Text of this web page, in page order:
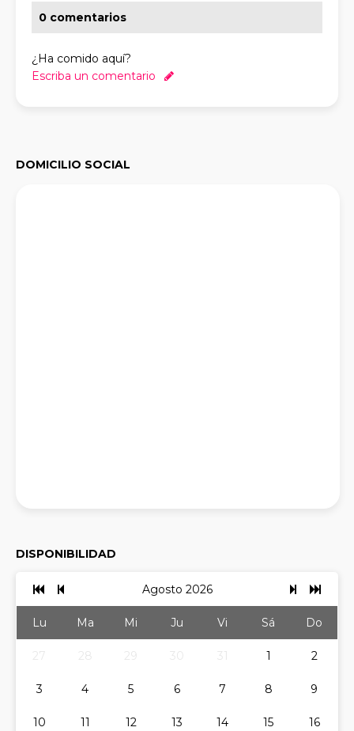
0 comentarios
¿Ha comido aquí?
Escriba un comentario
DOMICILIO SOCIAL
DISPONIBILIDAD
Agosto 2026
Lu Ma Mi Ju Vi Sá Do
1 2
3 4 5 6 7 8 9
10 11 12 13 14 15 16